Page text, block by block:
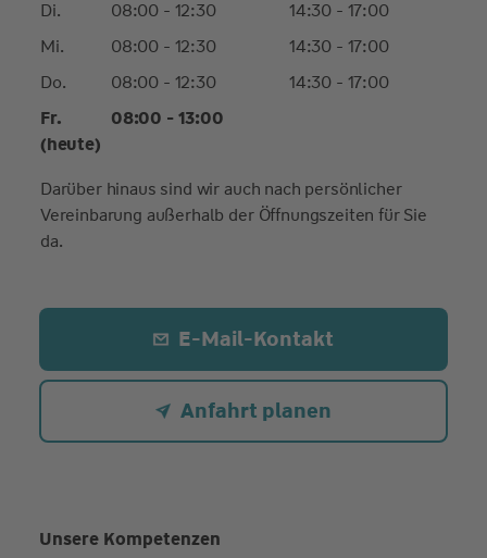
Di.
08:00 - 12:30
14:30 - 17:00
Mi.
08:00 - 12:30
14:30 - 17:00
Do.
08:00 - 12:30
14:30 - 17:00
Fr.
(heute)
08:00 - 13:00
Darüber hinaus sind wir auch nach persönlicher
Vereinbarung außerhalb der Öffnungszeiten für Sie
da.
E-Mail-Kontakt
Anfahrt planen
Unsere Kompetenzen